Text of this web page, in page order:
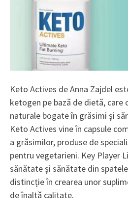
Keto Actives de Anna Zajdel
ketogen pe bază de dietă,
naturale bogate în grăsimi și
Keto Actives vine în capsule
a grăsimilor, produse de
pentru vegetarieni. Key Player
sănătate și sănătate din
distincție în crearea unor
de înaltă calitate.